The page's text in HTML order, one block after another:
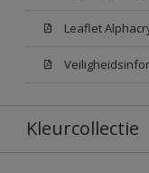
Leaflet
Kleurcollectie